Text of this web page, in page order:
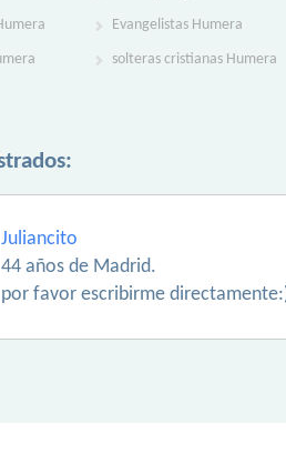
Evangelistas Humera
solteras cristianas Humera
Juliancito
44 años de Madrid.
por favor escribirme